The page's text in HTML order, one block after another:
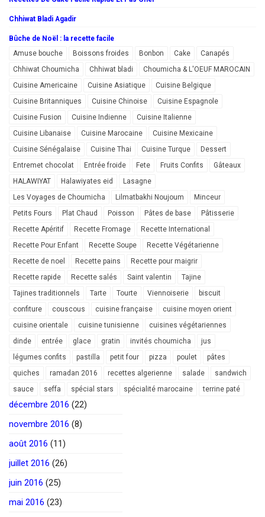
Chhiwat Bladi Agadir
Bûche de Noël : la recette facile
Amuse bouche
Boissons froides Bonbon Cake
Canapés
Chhiwat Choumicha
Chhiwat bladi
Choumicha & L'OEUF MAROCAIN
Cuisine Americaine
Cuisine Asiatique
Cuisine Belgique
Cuisine Britanniques
Cuisine Chinoise
Cuisine Espagnole
Cuisine Fusion
Cuisine Indienne
Cuisine Italienne
Cuisine Libanaise
Cuisine Marocaine
Cuisine Mexicaine
Cuisine Sénégalaise
Cuisine Thai Cuisine Turque
Dessert
Entremet chocolat
Entrée froide Fete Fruits Confits
Gâteaux
HALAWIYAT
Halawiyates eid
Lasagne
Les Voyages de Choumicha
Lilmatbakhi Noujoum
Minceur
Petits Fours
Plat Chaud Poisson Pâtes de base
Pâtisserie
Recette Apéritif
Recette Fromage
Recette International
Recette Pour Enfant
Recette Soupe
Recette Végétarienne
Recette de noel
Recette pains
Recette pour maigrir
Recette rapide
Recette salés Saint valentin
Tajine
Tajines traditionnels
Tarte Tourte Viennoiserie
biscuit
confiture
couscous cuisine française
cuisine moyen orient
cuisine orientale
cuisine tunisienne
cuisines végétariennes
dinde
entrée glace gratin invités choumicha
jus
légumes confits
pastilla petit four pizza poulet
pâtes
quiches
ramadan 2016 recettes algerienne salade
sandwich
sauce
seffa spécial stars spécialité marocaine terrine paté
décembre 2016 (22)
novembre 2016 (8)
août 2016 (11)
juillet 2016 (26)
juin 2016 (25)
mai 2016 (23)